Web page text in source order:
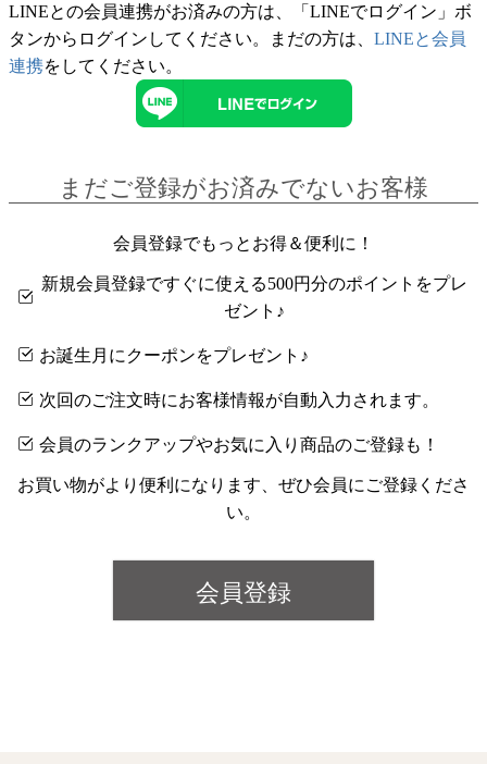
LINEとの会員連携がお済みの方は、「LINEでログイン」ボ
タンからログインしてください。まだの方は、 LINEと会員
連携をしてください。
まだご登録がお済みでないお客様
会員登録でもっとお得＆便利に！
新規会員登録ですぐに使える500円分のポイントをプレ
ゼント♪
お誕生月にクーポンをプレゼント♪
次回のご注文時にお客様情報が自動入力されます。
会員のランクアップやお気に入り商品のご登録も！
お買い物がより便利になります、ぜひ会員にご登録くださ
い。
会員登録